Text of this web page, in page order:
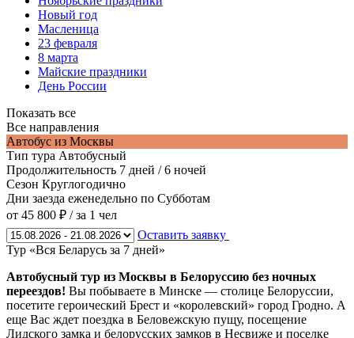
Новый год
Масленица
23 февраля
8 марта
Майские праздники
День России
Показать все
Все направления
Автобус из Москвы
Тип тура Автобусный
Продолжительность 7 дней / 6 ночей
Сезон Круглогодично
Дни заезда еженедельно по Субботам
от 45 800 ₽ / за 1 чел
Оставить заявку
Тур «Вся Беларусь за 7 дней»
Автобусный тур из Москвы в Белоруссию без ночных
переездов! Вы побываете в Минске — столице Белоруссии,
посетите героический Брест и «королевский» город Гродно. А
еще Вас ждет поездка в Беловежскую пущу, посещение
Лидского замка и белорусских замков в Несвиже и поселке